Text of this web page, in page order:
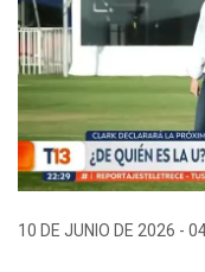
10 DE JUNIO DE 2026 -